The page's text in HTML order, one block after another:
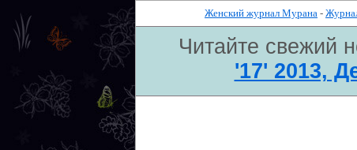
Женский журнал Мурана -
Читайте свежий
'17' 2013,